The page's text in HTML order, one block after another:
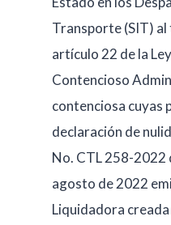
Transporte (SIT)
artículo 22 de la
Contencioso
contenciosa cuyas
declaración de
No. CTL 258-2022
agosto de 2022
Liquidadora